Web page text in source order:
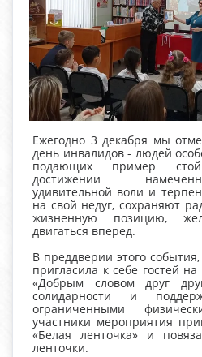
Ежегодно 3 декабря мы
день инвалидов - людей
подающих пример
достижении
удивительной воли и
на свой недуг, сохраняют
жизненную позицию,
двигаться вперед.
В преддверии этого
пригласила к себе гостей
«Добрым словом друг
солидарности и
ограниченными
участники мероприятия
«Белая ленточка» и
ленточки.